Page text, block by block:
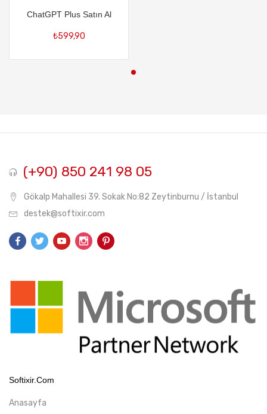
ChatGPT Plus Satın Al
₺599,90
(+90) 850 241 98 05
Gökalp Mahallesi 39. Sokak No:82 Zeytinburnu / İstanbul
destek@softixir.com
Softixir.com
Anasayfa